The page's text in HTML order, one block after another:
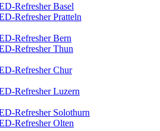
Refresher Basel
Refresher Pratteln
Refresher Bern
Refresher Thun
Refresher Chur
Refresher Luzern
Refresher Solothurn
Refresher Olten